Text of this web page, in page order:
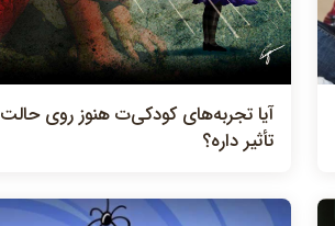
آیا تجربه‌های کودکی‌ت هنوز روی حالت
تأثیر داره؟